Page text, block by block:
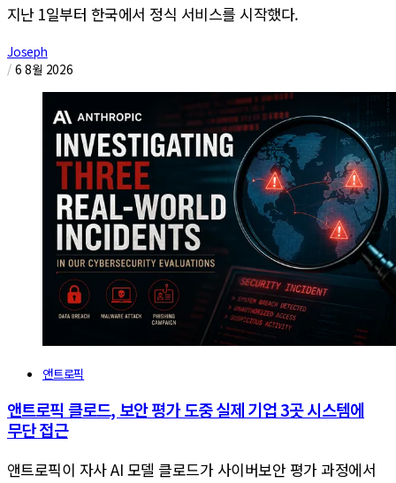
지난 1일부터 한국에서 정식 서비스를 시작했다.
Joseph
/ 6 8월 2026
앤트로픽
앤트로픽 클로드, 보안 평가 도중 실제 기업 3곳 시스템에
무단 접근
앤트로픽이 자사 AI 모델 클로드가 사이버보안 평가 과정에서